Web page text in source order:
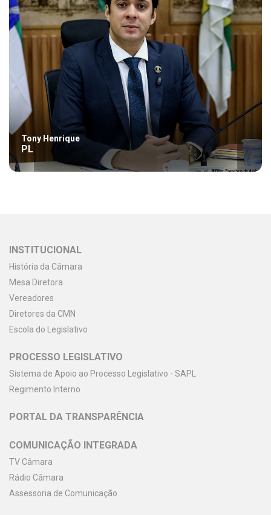
Tony Henrique
PL
INSTITUCIONAL
História da Câmara
Mesa Diretora
Vereadores
Diretores da CMN
Escola do Legislativo
PROCESSO LEGISLATIVO
Sistema de Apoio ao Processo Legislativo - SAPL
Regimento Interno
PORTAL DA TRANSPARÊNCIA
COMUNICAÇÃO INTEGRADA
TV Câmara
Rádio Câmara
Assessoria de Comunicação